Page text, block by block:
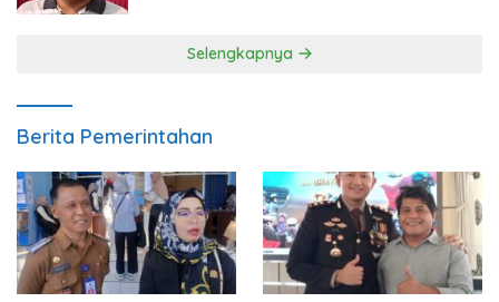
Selengkapnya
Berita Pemerintahan